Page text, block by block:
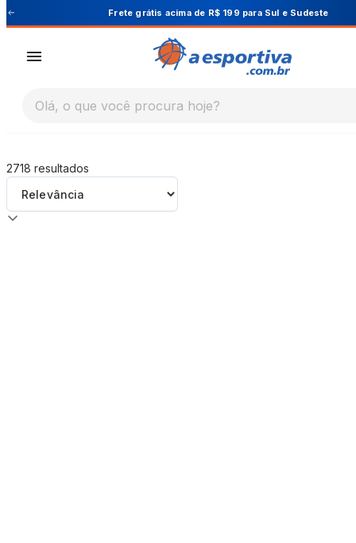
A Esportiva Cupom PRIMEIRA10 para 10%
Olá, o que você procura hoje?
2718 resultados